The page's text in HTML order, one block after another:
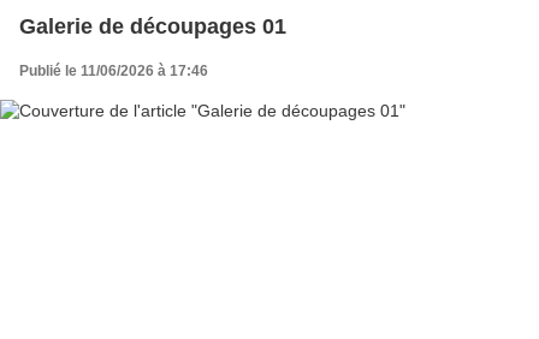
Galerie de découpages 01
Publié le 11/06/2026 à 17:46